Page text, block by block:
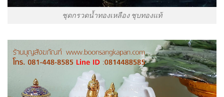
ชุดกรวดน้ำทองเหลือง ชุบทองแท้